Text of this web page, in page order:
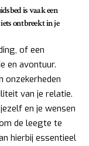
is vaak een
ontbreekt in je
of een
en avontuur.
onzekerheden
van je relatie.
en je wensen
de leegte te
hierbij essentieel